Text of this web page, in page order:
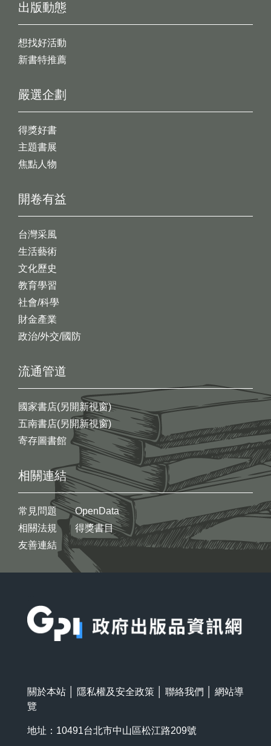
出版動態
想找好活動
新書特推薦
開卷有益
台灣采風
生活藝術
文化歷史
教育學習
社會/科學
財金產業
政治/外交/國防
嚴選企劃
得獎好書
主題書展
焦點人物
流通管道
國家書店(另開新視窗)
五南書店(另開新視窗)
寄存圖書館
相關連結
常見問題
相關法規
友善連結
OpenData
得獎書目
關於本站 隱私權及安全政策 聯絡我們
網站導
覽
地址：10491台北市中山區松江路209號